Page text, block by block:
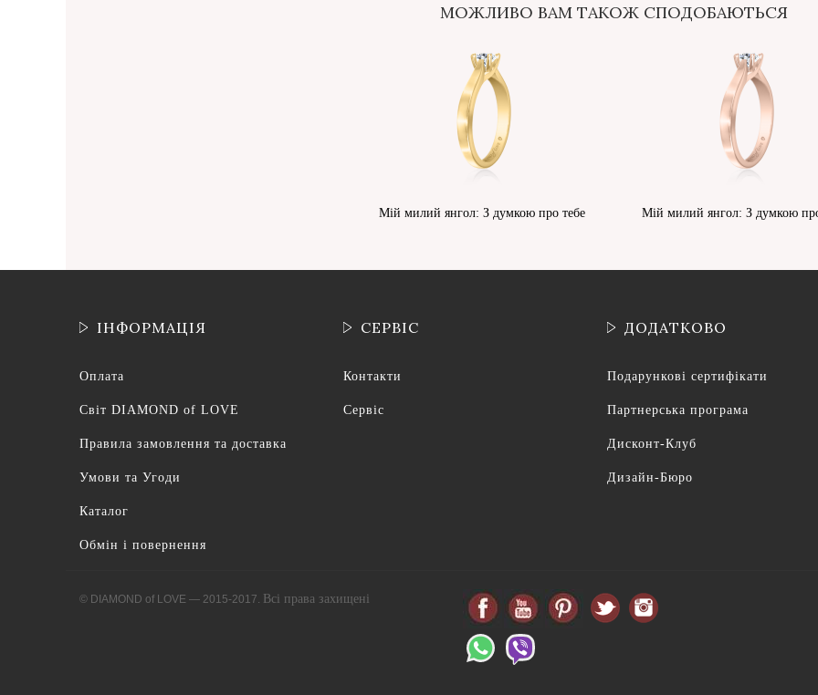
МОЖЛИВО ВАМ ТАКОЖ СПОДОБАЮТЬСЯ
Мій милий янгол: З думкою про тебе Мій милий янгол: З думкою
ІНФОРМАЦІЯ
Оплата
Світ DIAMOND of LOVE
Правила замовлення та доставка
Умови та Угоди
Каталог
Обмін і повернення
СЕРВІС
Контакти
Сервіс
ДОДАТКОВО
Подарункові сертифікати
Партнерська програма
Дисконт-Клуб
Дизайн-Бюро
© DIAMOND of LOVE — 2015-2017. Всі права захищені